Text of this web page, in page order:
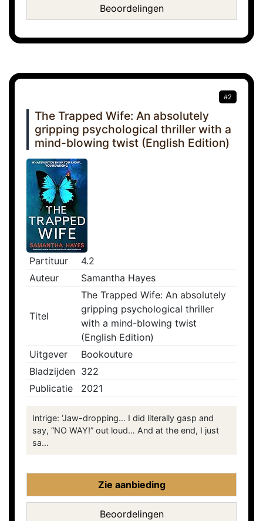
Beoordelingen
#2
The Trapped Wife: An absolutely
gripping psychological thriller with a
mind-blowing twist (English Edition)
Partituur
4.2
Auteur
Samantha Hayes
Titel
The Trapped Wife: An absolutely
gripping psychological thriller
with a mind-blowing twist
(English Edition)
Uitgever
Bookouture
Bladzijden 322
Publicatie
2021
Intrige: ‘Jaw-dropping… I did literally gasp and
say, “NO WAY!” out loud… And at the end, I just
sa...
Zie aanbieding
Beoordelingen